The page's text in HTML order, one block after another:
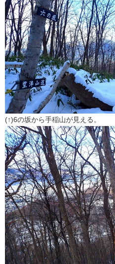
(↑)6の坂から手稲山が見える。